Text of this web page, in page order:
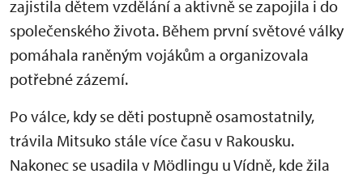
zajistila dětem vzdělání a aktivně se zapojila i do
společenského života. Během první světové války
pomáhala raněným vojákům a organizovala
potřebné zázemí.
Po válce, kdy se děti postupně osamostatnily,
trávila Mitsuko stále více času v Rakousku.
Nakonec se usadila v Mödlingu u Vídně, kde žila